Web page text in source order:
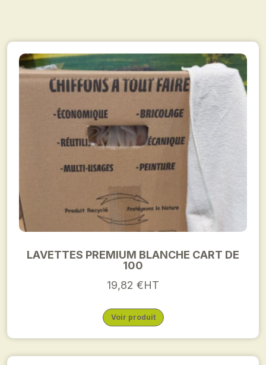
LAVETTES PREMIUM BLANCHE CART DE
100
19,82 €HT
Voir produit